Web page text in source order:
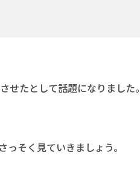
せたとして話題になりました。
っそく見ていきましょう。